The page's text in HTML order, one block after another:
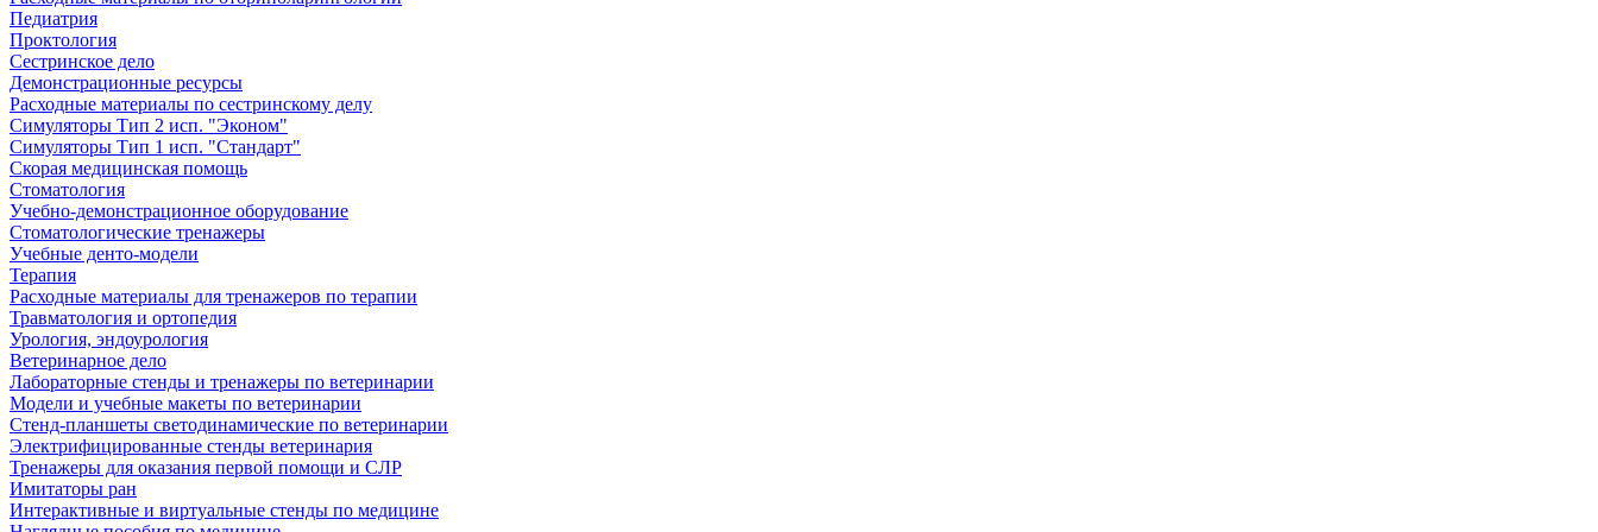
Педиатрия
Проктология
Сестринское дело
Демонстрационные ресурсы
Расходные материалы по сестринскому делу
Симуляторы Тип 2 исп. "Эконом"
Симуляторы Тип 1 исп. "Стандарт"
Скорая медицинская помощь
Стоматология
Учебно-демонстрационное оборудование
Стоматологические тренажеры
Учебные денто-модели
Терапия
Расходные материалы для тренажеров по терапии
Травматология и ортопедия
Урология, эндоурология
Ветеринарное дело
Лабораторные стенды и тренажеры по ветеринарии
Модели и учебные макеты по ветеринарии
Стенд-планшеты светодинамические по ветеринарии
Электрифицированные стенды ветеринария
Тренажеры для оказания первой помощи и СЛР
Имитаторы ран
Интерактивные и виртуальные стенды по медицине